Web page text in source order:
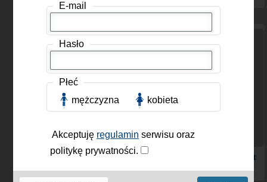
Kasia222, Kobieta, 26 lat , Kobieta, 46 lat
E-mail
Hasło
Płeć
mężczyzna
kobieta
Akceptuję regulamin serwisu oraz
politykę prywatności.